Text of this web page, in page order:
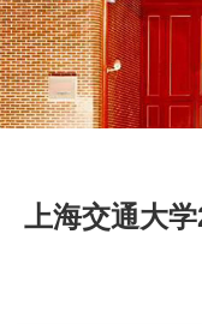
上海交通大